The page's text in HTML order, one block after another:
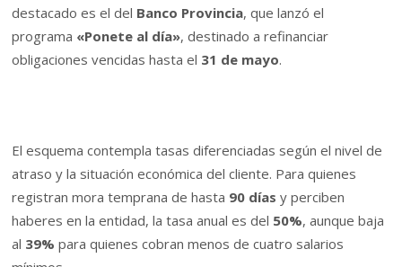
destacado es el del Banco Provincia, que lanzó el
programa «Ponete al día», destinado a refinanciar
obligaciones vencidas hasta el 31 de mayo.
El esquema contempla tasas diferenciadas según el nivel de
atraso y la situación económica del cliente. Para quienes
registran mora temprana de hasta 90 días y perciben
haberes en la entidad, la tasa anual es del 50%, aunque baja
al 39% para quienes cobran menos de cuatro salarios